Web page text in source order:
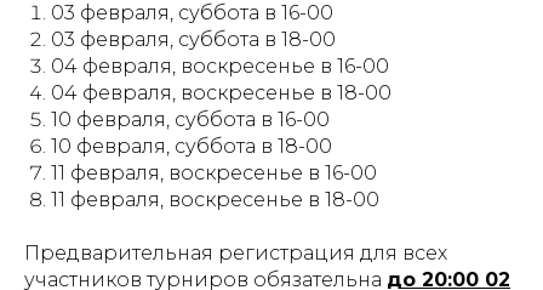
03 февраля, суббота в 16-00
03 февраля, суббота в 18-00
04 февраля, воскресенье в 16-00
04 февраля, воскресенье в 18-00
10 февраля, суббота в 16-00
10 февраля, суббота в 18-00
11 февраля, воскресенье в 16-00
11 февраля, воскресенье в 18-00
Предварительная регистрация для всех
участников турниров обязательна до 20:00 02